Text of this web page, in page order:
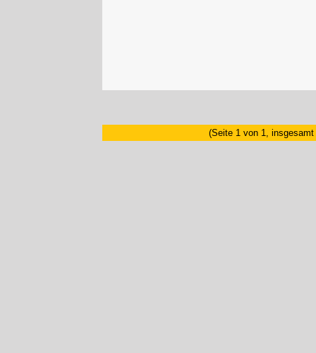
(Seite 1 von 1, insgesamt